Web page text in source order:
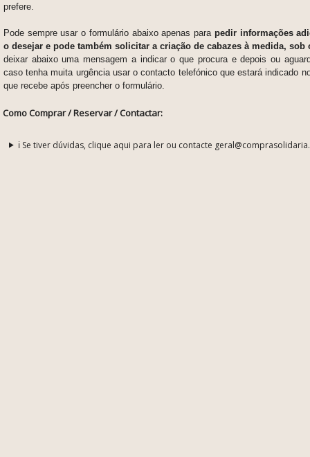
prefere.
Pode sempre usar o formulário abaixo apenas para pedir informações
o desejar e pode também solicitar a criação de cabazes à medida, sob
deixar abaixo uma mensagem a indicar o que procura e depois ou
caso tenha muita urgência usar o contacto telefónico que estará indicado
que recebe após preencher o formulário.
Como Comprar / Reservar / Contactar:
ℹ️ Se tiver dúvidas, clique aqui para ler ou contacte